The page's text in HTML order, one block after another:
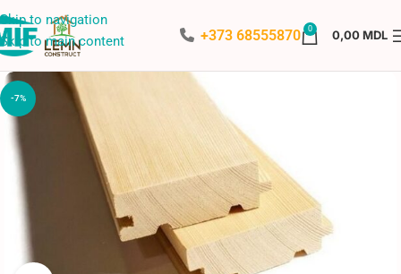
Skip to navigation
Skip to main content
+373 68555870 0 0,00MDL
-7%